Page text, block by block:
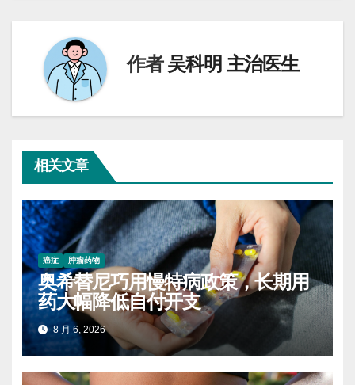
航
作者吴科明 主治医生
相关文章
癌症 肿瘤药物
奥希替尼巧用慢特病政策，长期用
药大幅降低自付开支
8 月 6, 2026